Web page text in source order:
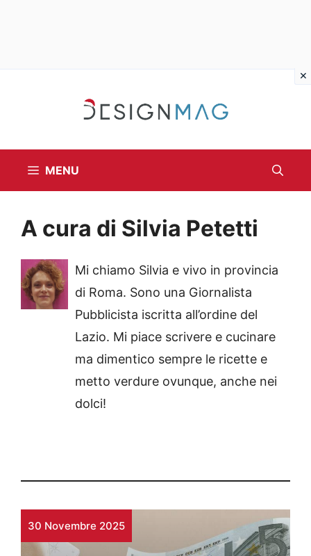
MENU
A cura di Silvia Petetti
Mi chiamo Silvia e vivo in provincia
di Roma. Sono una Giornalista
Pubblicista iscritta all’ordine del
Lazio. Mi piace scrivere e cucinare
ma dimentico sempre le ricette e
metto verdure ovunque, anche nei
dolci!
30 Novembre 2025